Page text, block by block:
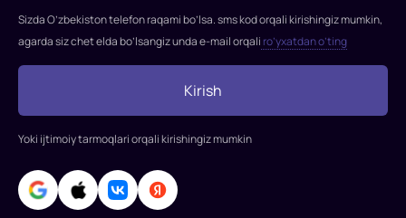
Asosiy
rollarni
Tom
Ketrin
Jons
ijro
Sizda O’zbekiston telefon raqami bo’lsa. sms kod orqali kirishingiz mumkin,
agarda siz chet elda bo’lsangiz unda e-mail orqali ro’yxatdan o’ting
Kirish
Yoki ijtimoiy tarmoqlari orqali kirishingiz mumkin